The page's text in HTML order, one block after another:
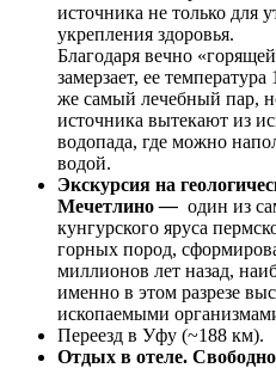
источника не только для
укрепления здоровья.
Благодаря вечно
замерзает, ее
же самый лечебный пар,
источника вытекают из
водопада, где можно
водой.
Экскурсия на
Мечетлино— один из
кунгурского яруса
горных пород,
миллионов лет назад,
именно в этом разрезе
ископаемыми
Переезд в Уфу (~188 км).
Отдых в отеле.